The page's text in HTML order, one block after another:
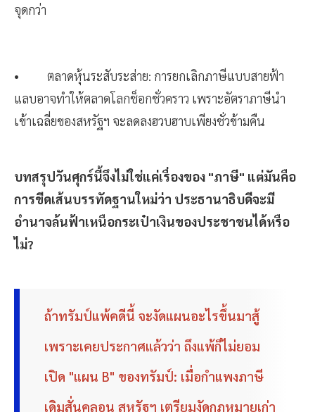
จุดกว่า
• ตลาดหุ้นระสับระส่าย: การยกเลิกภาษีแบบสายฟ้า
แลบอาจทำให้ตลาดโลกช็อกชั่วคราว เพราะอัตราภาษีนำ
เข้าเฉลี่ยของสหรัฐฯ จะลดลงฮวบฮาบเพียงชั่วข้ามคืน
บทสรุปวันศุกร์นี้จึงไม่ใช่แค่เรื่องของ "ภาษี" แต่มันคือ
การขีดเส้นบรรทัดฐานใหม่ว่า ประธานาธิบดีจะมี
อำนาจล้นฟ้าเหนือกระเป๋าเงินของประชาชนได้หรือ
ไม่?
ถ้าทรัมป์แพ้คดีนี้ จะงัดแผนอะไรขึ้นมาสู้
เพราะเคยประกาศแล้วว่า ถึงแพ้ก็ไม่ยอม
เปิด "แผน B" ของทรัมป์: เมื่อกำแพงภาษี
เดิมสั่นคลอน สหรัฐฯ เตรียมงัดกฎหมายเก่า